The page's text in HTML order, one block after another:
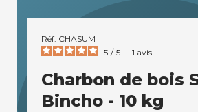
Réf. CHASUM
5 / 5 - 1 avis
Charbon de bois
Bincho - 10 kg